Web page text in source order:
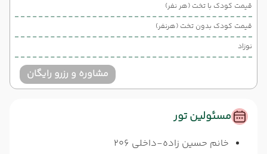
قیمت کودک با تخت (هر نفر)
قیمت کودک بدون تخت (هرنفر)
نوزاد
مشاوره و رزرو رایگان
مسئولین تور
خانم حسین زاده-داخلی 206